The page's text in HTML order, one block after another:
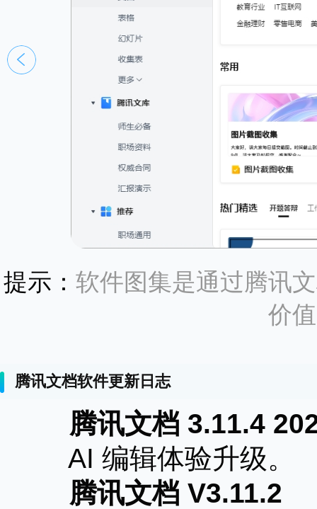
提示： 软件图集是通过腾讯
价
腾讯文档软件更新日志
腾讯文档 3.11.4
AI 编辑体验升级。
腾讯文档 V3.11.2